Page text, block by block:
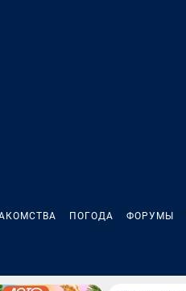
ПОГОДА ФОРУМЫ